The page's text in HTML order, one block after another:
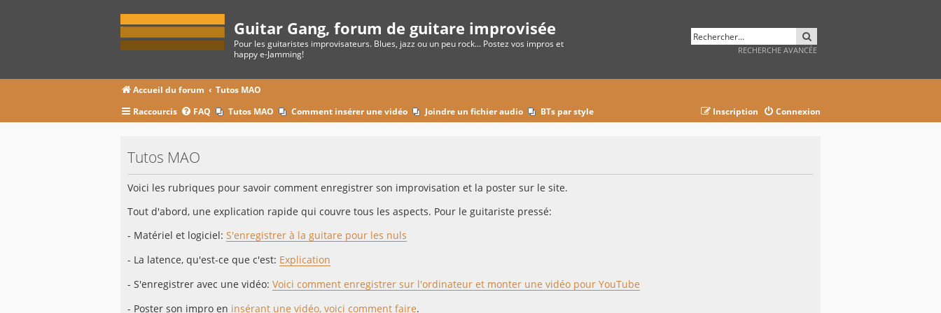
Guitar Gang, forum de guitare improvisée
Pour les guitaristes improvisateurs. Blues, jazz ou un peu rock... Postez vos impros et
happy e-Jamming!
RECHERCHE AVANCÉE
Accueil du forum
Tutos MAO
Raccourcis
FAQ Tutos MAO Comment insérer une vidéo Joindre un fichier audio BTs par style Connexion
Inscription
Tutos MAO
Voici les rubriques pour savoir comment enregistrer son improvisation et la poster sur le site.
Tout d'abord, une explication rapide qui couvre tous les aspects. Pour le guitariste pressé:
- Matériel et logiciel: S'enregistrer à la guitare pour les nuls
- La latence, qu'est-ce que c'est: Explication
- S'enregistrer avec une vidéo: Voici comment enregistrer sur l'ordinateur et monter une vidéo pour YouTube
- Poster son impro en insérant une vidéo, voici comment faire.